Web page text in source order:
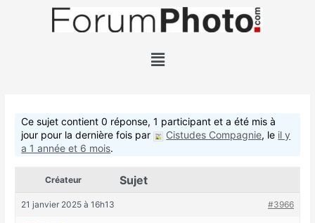
Menu
Ce sujet contient 0 réponse, 1 participant et a été mis à
jour pour la dernière fois par
Cistudes Compagnie, le il y
a 1 année et 6 mois.
Créateur Sujet
21 janvier 2025 à 16h13 #3966